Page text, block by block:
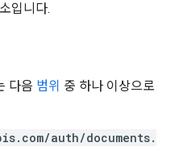
입니다.
다음 범위 중 하나 이상으로
auth/documents.